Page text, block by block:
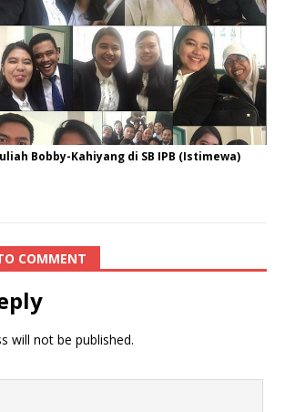
Bobby-Kahiyang di SB IPB (Istimewa)
COMMENT
will not be published.